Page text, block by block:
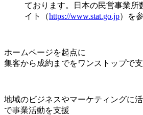
ております。日本の民営事業所
イト（https://www.stat.go.jp）を
ホームページを起点に
集客から成約までをワンストップで
地域のビジネスやマーケティングに
で事業活動を支援